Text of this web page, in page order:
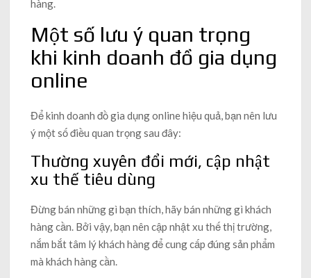
hàng.
Một số lưu ý quan trọng
khi kinh doanh đồ gia dụng
online
Để kinh doanh đồ gia dụng online hiệu quả, bạn nên lưu
ý một số điều quan trọng sau đây:
Thường xuyên đổi mới, cập nhật
xu thế tiêu dùng
Đừng bán những gì bạn thích, hãy bán những gì khách
hàng cần. Bởi vậy, bạn nên cập nhật xu thế thị trường,
nắm bắt tâm lý khách hàng để cung cấp đúng sản phẩm
mà khách hàng cần.